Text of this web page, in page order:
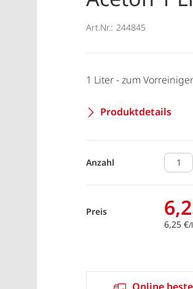
Art.Nr.: 244845
1 Liter - zum
Produktdetails
Anzahl
Preis
6,25 €/l